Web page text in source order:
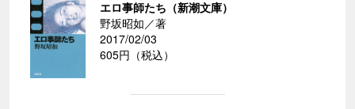
エロ事師たち（新潮文庫）
野坂昭如／著
2017/02/03
605円（税込）